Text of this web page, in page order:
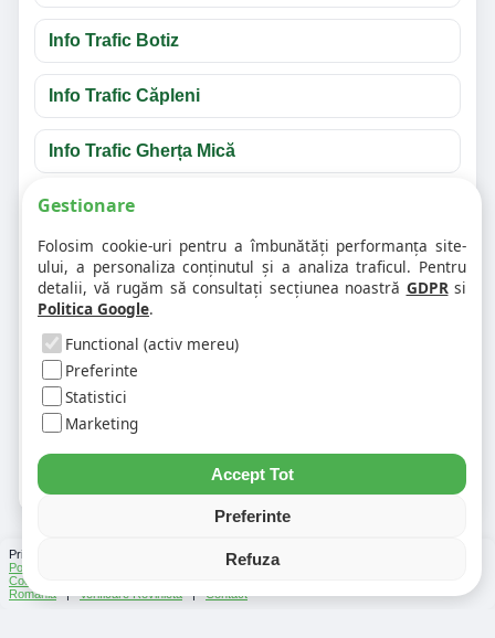
Info Trafic Botiz
Info Trafic Căpleni
Info Trafic Gherța Mică
Mare
❓ Unde văd accidentele din Satu Mare?
❓ Cum verific traficul pe un anumit drum?
❓ De ce apar unele evenimente în mai multe
Prin folosirea Chat-ului Privabon, intelegem ca esti de acord cu
Politica de confidentialitate
TestelefacuteCe urmeaza
Cod Postal
România|Verificare Rovinieta|Contact
Gestionare
Folosim cookie-uri pentru a îmbunătăți performanța site-
ului, a personaliza conținutul și a analiza traficul. Pentru
detalii, vă rugăm să consultați secțiunea noastră GDPRsi
Politica Google.
Functional (activ mereu)
Preferinte
Statistici
Marketing
Accept Tot
Preferinte
Refuza